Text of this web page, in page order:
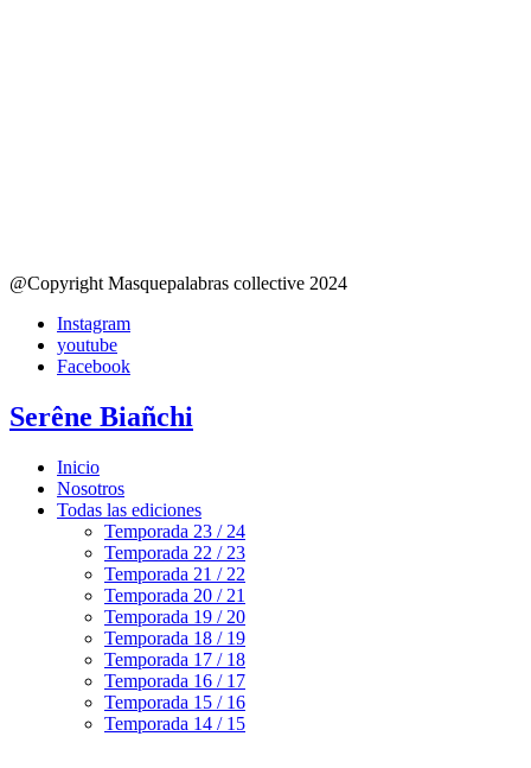
@Copyright Masquepalabras collective 2024
Instagram
youtube
Facebook
Serêne Biañchi
Inicio
Nosotros
Todas las ediciones
Temporada 23 / 24
Temporada 22 / 23
Temporada 21 / 22
Temporada 20 / 21
Temporada 19 / 20
Temporada 18 / 19
Temporada 17 / 18
Temporada 16 / 17
Temporada 15 / 16
Temporada 14 / 15